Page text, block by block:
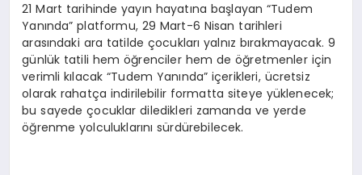
21 Mart tarihinde yayın hayatına başlayan “Tudem
Yanında” platformu, 29 Mart-6 Nisan tarihleri
arasındaki ara tatilde çocukları yalnız bırakmayacak. 9
günlük tatili hem öğrenciler hem de öğretmenler için
verimli kılacak “Tudem Yanında” içerikleri, ücretsiz
olarak rahatça indirilebilir formatta siteye yüklenecek;
bu sayede çocuklar diledikleri zamanda ve yerde
öğrenme yolculuklarını sürdürebilecek.